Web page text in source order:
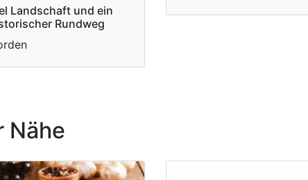
Landschaft und ein
Rundweg
Nähe